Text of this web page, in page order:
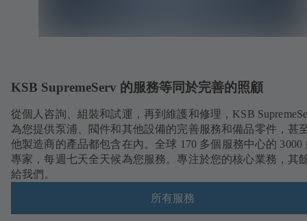
KSB SupremeServ 的服務等同於完善的照顧
從個人咨詢、組裝和試運，再到維護和修理，KSB
為您提供泵浦、閥件和其他設備的完善服務和備品零件，甚
他製造商的產品都包含在內。全球 170 多個服務中心的 3000
專家，每週七天全天候為您服務。專注於您的核心業務，其
給我們。
所有服務